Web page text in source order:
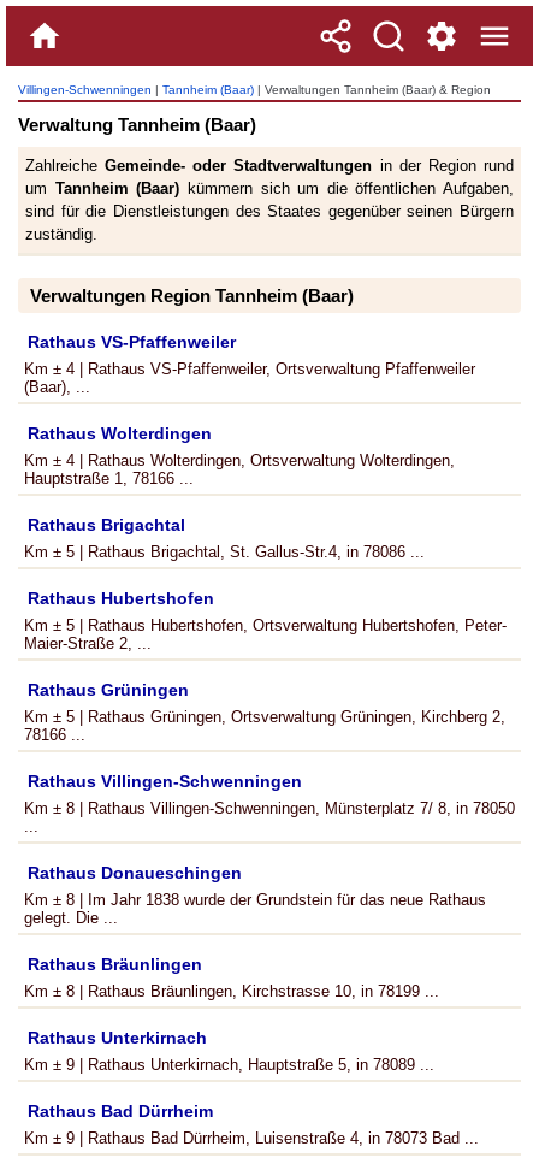
Villingen-Schwenningen | Tannheim (Baar) | Verwaltungen Tannheim (Baar) & Region
Verwaltung Tannheim (Baar)
ZahlreicheGemeinde- oder Stadtverwaltungen in der Region rund
um Tannheim (Baar) kümmern sich um die öffentlichen Aufgaben,
sind für die Dienstleistungen des Staates gegenüber seinen Bürgern
zuständig.
Verwaltungen Region Tannheim (Baar)
Rathaus VS-Pfaffenweiler
Km ± 4 | Rathaus VS-Pfaffenweiler, Ortsverwaltung Pfaffenweiler
(Baar), ...
Rathaus Wolterdingen
Km ± 4 | Rathaus Wolterdingen, Ortsverwaltung Wolterdingen,
Hauptstraße 1, 78166 ...
Rathaus Brigachtal
Km ± 5 | Rathaus Brigachtal, St. Gallus-Str.4, in 78086 ...
Rathaus Hubertshofen
Km ± 5 | Rathaus Hubertshofen, Ortsverwaltung Hubertshofen, Peter-
Maier-Straße 2, ...
Rathaus Grüningen
Km ± 5 | Rathaus Grüningen, Ortsverwaltung Grüningen, Kirchberg 2,
78166 ...
Rathaus Villingen-Schwenningen
Km ± 8 | Rathaus Villingen-Schwenningen, Münsterplatz 7/ 8, in 78050
...
Rathaus Donaueschingen
Km ± 8 | Im Jahr 1838 wurde der Grundstein für das neue Rathaus
gelegt. Die ...
Rathaus Bräunlingen
Km ± 8 | Rathaus Bräunlingen, Kirchstrasse 10, in 78199 ...
Rathaus Unterkirnach
Km ± 9 | Rathaus Unterkirnach, Hauptstraße 5, in 78089 ...
Rathaus Bad Dürrheim
Km ± 9 | Rathaus Bad Dürrheim, Luisenstraße 4, in 78073 Bad ...